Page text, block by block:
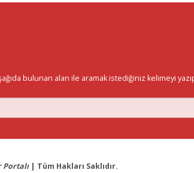
bulunan alan ile aramak istediğiniz kelimeyi
Portalı| Tüm Hakları Saklıdır.